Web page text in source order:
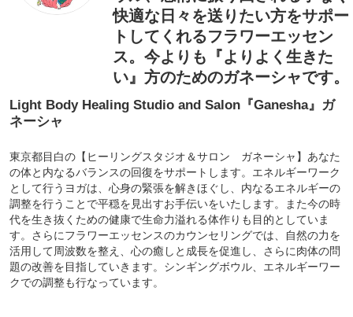
快適な日々を送りたい方をサポー
トしてくれるフラワーエッセン
ス。今よりも『よりよく生きた
い』方のためのガネーシャです。
Light Body Healing Studio and Salon『Ganesha』ガ
ネーシャ
東京都目白の【ヒーリングスタジオ＆サロン ガネーシャ】あなた
の体と内なるバランスの回復をサポートします。エネルギーワーク
として行うヨガは、心身の緊張を解きほぐし、内なるエネルギーの
調整を行うことで平穏を見出すお手伝いをいたします。また今の時
代を生き抜くための健康で生命力溢れる体作りも目的としていま
す。さらにフラワーエッセンスのカウンセリングでは、自然の力を
活用して周波数を整え、心の癒しと成長を促進し、さらに肉体の問
題の改善を目指していきます。シンギングボウル、エネルギーワー
クでの調整も行なっています。